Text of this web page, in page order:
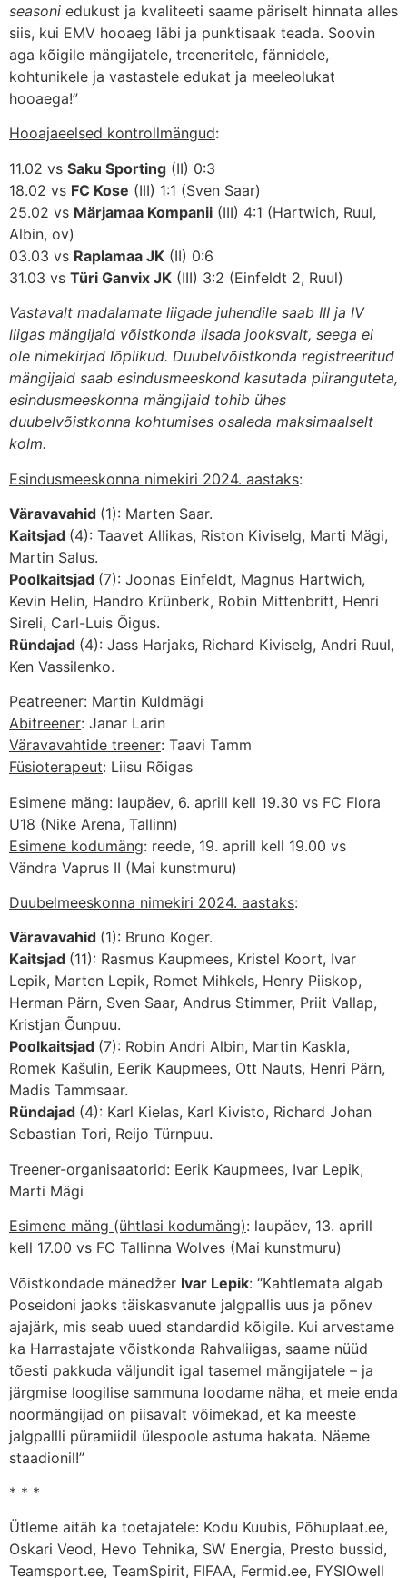
seasoni edukust ja kvaliteeti saame päriselt hinnata alles
siis, kui EMV hooaeg läbi ja punktisaak teada. Soovin
aga kõigile mängijatele, treeneritele, fännidele,
kohtunikele ja vastastele edukat ja meeleolukat
hooaega!”
Hooajaeelsed kontrollmängud:
11.02 vs Saku Sporting (II) 0:3
18.02 vs FC Kose (III) 1:1 (Sven Saar)
25.02 vs Märjamaa Kompanii (III) 4:1 (Hartwich, Ruul,
Albin, ov)
03.03 vs Raplamaa JK (II) 0:6
31.03 vs Türi Ganvix JK (III) 3:2 (Einfeldt 2, Ruul)
Vastavalt madalamate liigade juhendile saab III ja IV
liigas mängijaid võistkonda lisada jooksvalt, seega ei
ole nimekirjad lõplikud. Duubelvõistkonda registreeritud
mängijaid saab esindusmeeskond kasutada piiranguteta,
esindusmeeskonna mängijaid tohib ühes
duubelvõistkonna kohtumises osaleda maksimaalselt
kolm.
Esindusmeeskonna nimekiri 2024. aastaks:
Väravavahid (1): Marten Saar.
Kaitsjad (4): Taavet Allikas, Riston Kiviselg, Marti Mägi,
Martin Salus.
Poolkaitsjad (7): Joonas Einfeldt, Magnus Hartwich,
Kevin Helin, Handro Krünberk, Robin Mittenbritt, Henri
Sireli, Carl-Luis Õigus.
Ründajad (4): Jass Harjaks, Richard Kiviselg, Andri Ruul,
Ken Vassilenko.
Peatreener: Martin Kuldmägi
Abitreener: Janar Larin
Väravavahtide treener: Taavi Tamm
Füsioterapeut: Liisu Rõigas
Esimene mäng: laupäev, 6. aprill kell 19.30 vs FC Flora
U18 (Nike Arena, Tallinn)
Esimene kodumäng: reede, 19. aprill kell 19.00 vs
Vändra Vaprus II (Mai kunstmuru)
Duubelmeeskonna nimekiri 2024. aastaks:
Väravavahid (1): Bruno Koger.
Kaitsjad (11): Rasmus Kaupmees, Kristel Koort, Ivar
Lepik, Marten Lepik, Romet Mihkels, Henry Piiskop,
Herman Pärn, Sven Saar, Andrus Stimmer, Priit Vallap,
Kristjan Õunpuu.
Poolkaitsjad (7): Robin Andri Albin, Martin Kaskla,
Romek Kašulin, Eerik Kaupmees, Ott Nauts, Henri Pärn,
Madis Tammsaar.
Ründajad (4): Karl Kielas, Karl Kivisto, Richard Johan
Sebastian Tori, Reijo Türnpuu.
Treener-organisaatorid: Eerik Kaupmees, Ivar Lepik,
Marti Mägi
Esimene mäng (ühtlasi kodumäng): laupäev, 13. aprill
kell 17.00 vs FC Tallinna Wolves (Mai kunstmuru)
Võistkondade mänedžer Ivar Lepik: “Kahtlemata algab
Poseidoni jaoks täiskasvanute jalgpallis uus ja põnev
ajajärk, mis seab uued standardid kõigile. Kui arvestame
ka Harrastajate võistkonda Rahvaliigas, saame nüüd
tõesti pakkuda väljundit igal tasemel mängijatele – ja
järgmise loogilise sammuna loodame näha, et meie enda
noormängijad on piisavalt võimekad, et ka meeste
jalgpallli püramiidil ülespoole astuma hakata. Näeme
staadionil!”
* * *
Ütleme aitäh ka toetajatele: Kodu Kuubis, Põhuplaat.ee,
Oskari Veod, Hevo Tehnika, SW Energia, Presto bussid,
Teamsport.ee, TeamSpirit, FIFAA, Fermid.ee, FYSIOwell